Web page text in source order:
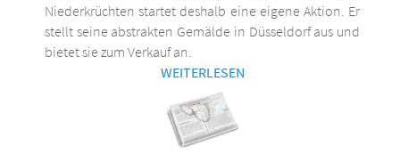
Niederkrüchten startet deshalb eine eigene Aktion. Er
stellt seine abstrakten Gemälde in Düsseldorf aus und
bietet sie zum Verkauf an.
WEITERLESEN